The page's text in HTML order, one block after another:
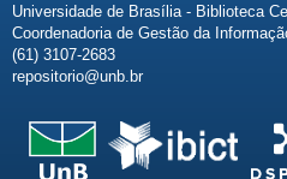
Universidade de Brasília - Biblioteca
Coordenadoria de Gestão da
(61) 3107-2683
repositorio@unb.br